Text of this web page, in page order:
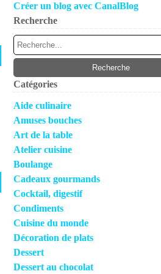
Créer un blog avec CanalBlog
Recherche
Catégories
Aide culinaire
Amuses bouches
Art de la table
Atelier cuisine
Boulange
Cadeaux gourmands
Cocktail, digestif
Condiments
Cuisine du monde
Décoration de plats
Dessert
Dessert au chocolat